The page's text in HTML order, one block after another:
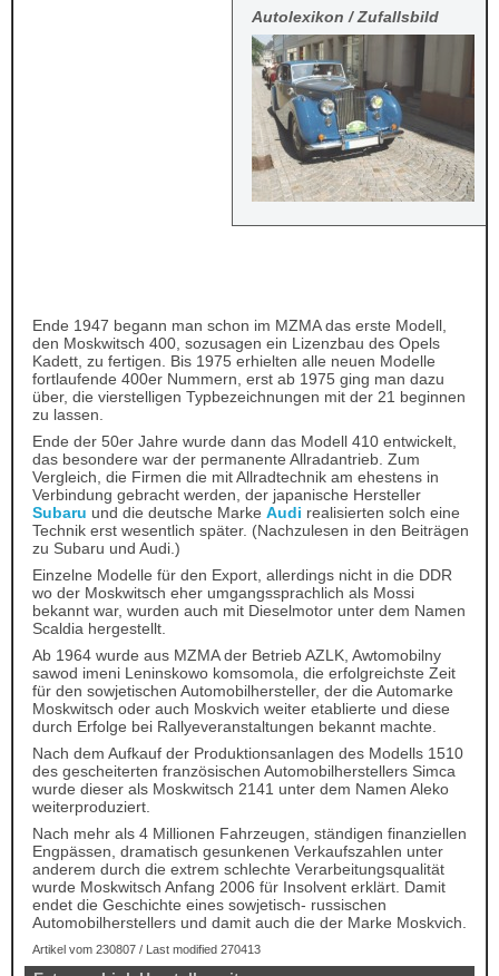
Autolexikon / Zufallsbild
Ende 1947 begann man schon im MZMA das erste Modell,
den Moskwitsch 400, sozusagen ein Lizenzbau des Opels
Kadett, zu fertigen. Bis 1975 erhielten alle neuen Modelle
fortlaufende 400er Nummern, erst ab 1975 ging man dazu
über, die vierstelligen Typbezeichnungen mit der 21 beginnen
zu lassen.
Ende der 50er Jahre wurde dann das Modell 410 entwickelt,
das besondere war der permanente Allradantrieb. Zum
Vergleich, die Firmen die mit Allradtechnik am ehestens in
Verbindung gebracht werden, der japanische Hersteller
Subaru und die deutsche Marke Audi realisierten solch eine
Technik erst wesentlich später. (Nachzulesen in den Beiträgen
zu Subaru und Audi.)
Einzelne Modelle für den Export, allerdings nicht in die DDR
wo der Moskwitsch eher umgangssprachlich als Mossi
bekannt war, wurden auch mit Dieselmotor unter dem Namen
Scaldia hergestellt.
Ab 1964 wurde aus MZMA der Betrieb AZLK, Awtomobilny
sawod imeni Leninskowo komsomola, die erfolgreichste Zeit
für den sowjetischen Automobilhersteller, der die Automarke
Moskwitsch oder auch Moskvich weiter etablierte und diese
durch Erfolge bei Rallyeveranstaltungen bekannt machte.
Nach dem Aufkauf der Produktionsanlagen des Modells 1510
des gescheiterten französischen Automobilherstellers Simca
wurde dieser als Moskwitsch 2141 unter dem Namen Aleko
weiterproduziert.
Nach mehr als 4 Millionen Fahrzeugen, ständigen finanziellen
Engpässen, dramatisch gesunkenen Verkaufszahlen unter
anderem durch die extrem schlechte Verarbeitungsqualität
wurde Moskwitsch Anfang 2006 für Insolvent erklärt. Damit
endet die Geschichte eines sowjetisch- russischen
Automobilherstellers und damit auch die der Marke Moskvich.
Artikel vom 230807 / Last modified 270413